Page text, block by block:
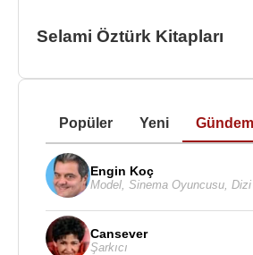
Selami Öztürk Kitapları
Popüler Yeni
Engin Koç
Model Sinema Oyuncusu
Cansever
Şarkıcı